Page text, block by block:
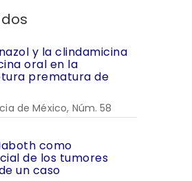
y la clindamicina
oral en la
prematura de
de México, Núm. 58
como
de los tumores
un caso